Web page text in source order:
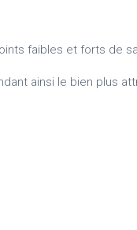
faibles et forts de
ainsi le bien plus